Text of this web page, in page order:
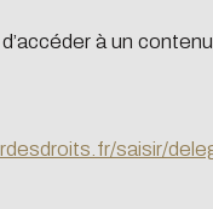
à un
saisir/